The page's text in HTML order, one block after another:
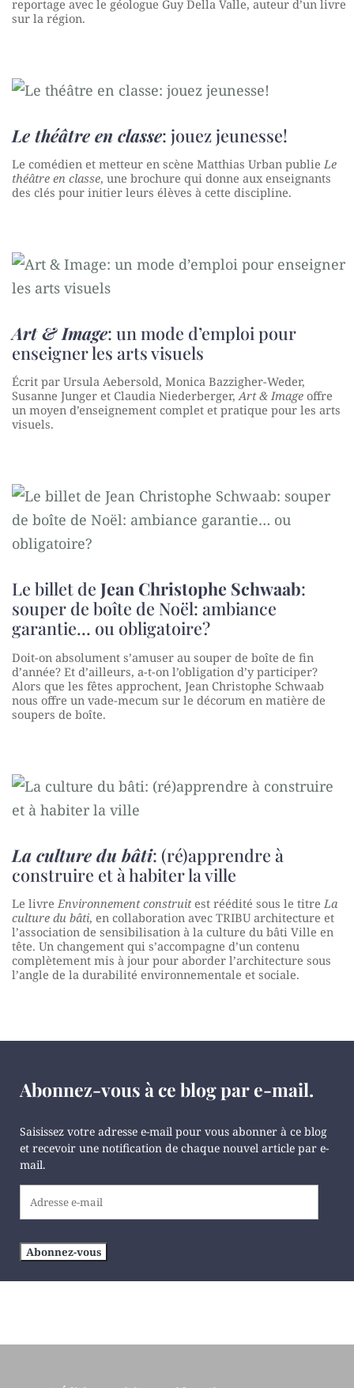
reportage avec le géologue Guy Della Valle, auteur d’un livre
sur la région.
Le théâtre en classe: jouez jeunesse!
Le comédien et metteur en scène Matthias Urban publie Le
théâtre en classe, une brochure qui donne aux enseignants
des clés pour initier leurs élèves à cette discipline.
Art & Image: un mode d’emploi pour
enseigner les arts visuels
Écrit par Ursula Aebersold, Monica Bazzigher-Weder,
Susanne Junger et Claudia Niederberger,Art & Image offre
un moyen d’enseignement complet et pratique pour les arts
visuels.
Le billet de Jean Christophe Schwaab:
souper de boîte de Noël: ambiance
garantie… ou obligatoire?
Doit-on absolument s’amuser au souper de boîte de fin
d’année? Et d’ailleurs, a-t-on l’obligation d’y participer?
Alors que les fêtes approchent, Jean Christophe Schwaab
nous offre un vade-mecum sur le décorum en matière de
soupers de boîte.
La culture du bâti: (ré)apprendre à
construire et à habiter la ville
Le livreEnvironnement construitest réédité sous le titre La
culture du bâti, en collaboration avec TRIBU architecture et
l’association de sensibilisation à la culture du bâti Ville en
tête. Un changement qui s’accompagne d’un contenu
complètement mis à jour pour aborder l’architecture sous
l’angle de la durabilité environnementale et sociale.
Abonnez-vous à ce blog par e-mail.
Saisissez votre adresse e-mail pour vous abonner à ce blog
et recevoir une notification de chaque nouvel article par e-
mail.
Abonnez-vous